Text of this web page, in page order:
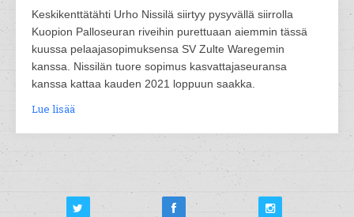
Keskikenttätähti Urho Nissilä siirtyy pysyvällä siirrolla
Kuopion Palloseuran riveihin purettuaan aiemmin tässä
kuussa pelaajasopimuksensa SV Zulte Waregemin
kanssa. Nissilän tuore sopimus kasvattajaseuransa
kanssa kattaa kauden 2021 loppuun saakka.
Lue lisää